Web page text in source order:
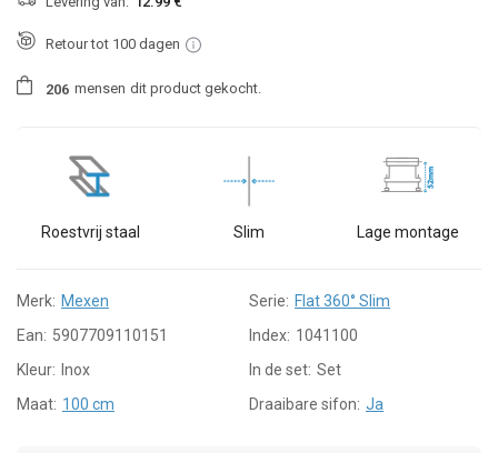
Retour tot 100 dagen
206 mensen dit product gekocht.
Roestvrij staal Slim Lage montage
Merk: Mexen Serie: Flat 360° Slim
Ean: 5907709110151 Index: 1041100
Kleur: Inox In de set: Set
Maat: 100 cm Draaibare sifon: Ja